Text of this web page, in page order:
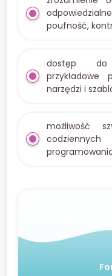
poufność,
dostęp do
przykładowe
narzędzi i
możliwość